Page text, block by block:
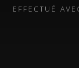
EFFECTUÉ